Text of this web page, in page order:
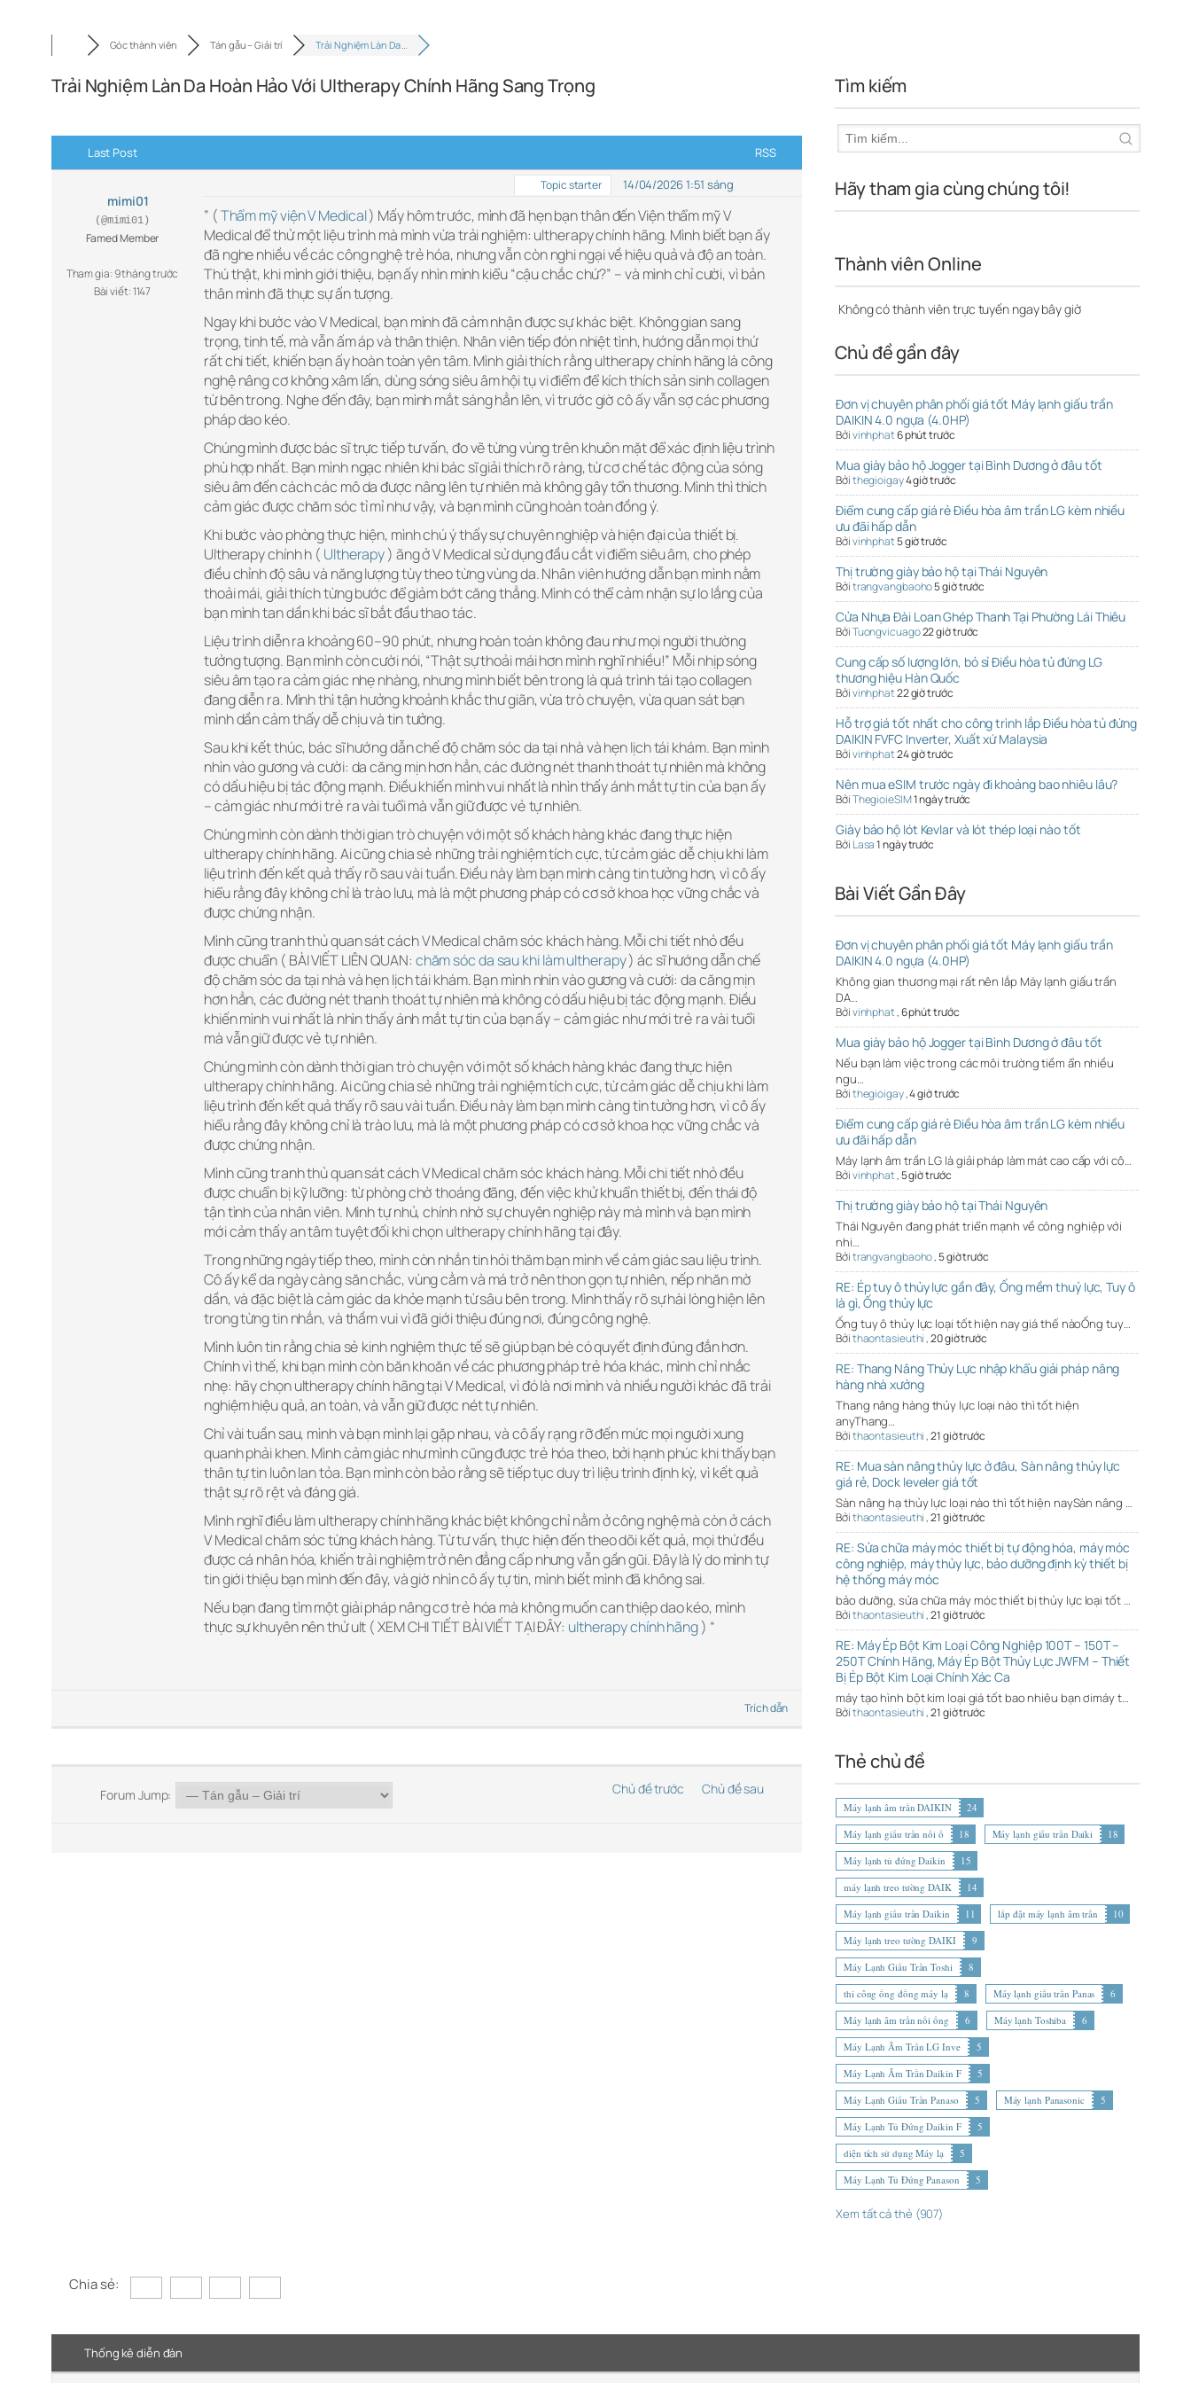
Góc thành viên Tán gẫu – Giải trí Trải Nghiệm Làn Da …
Trải Nghiệm Làn Da Hoàn Hảo Với Ultherapy Chính Hãng Sang Trọng
Last Post RSS
mimi01
(@mimi01)
Famed Member
Tham gia: 9 tháng trước
Bài viết: 1147
Topic starter 14/04/2026 1:51 sáng
” (Thẩm mỹ viện V Medical) Mấy hôm trước, mình đã hẹn bạn thân đến Viện thẩm mỹ V
Medical để thử một liệu trình mà mình vừa trải nghiệm: ultherapy chính hãng. Mình biết bạn ấy
đã nghe nhiều về các công nghệ trẻ hóa, nhưng vẫn còn nghi ngại về hiệu quả và độ an toàn.
Thú thật, khi mình giới thiệu, bạn ấy nhìn mình kiểu “cậu chắc chứ?” – và mình chỉ cười, vì bản
thân mình đã thực sự ấn tượng.
Ngay khi bước vào V Medical, bạn mình đã cảm nhận được sự khác biệt. Không gian sang
trọng, tinh tế, mà vẫn ấm áp và thân thiện. Nhân viên tiếp đón nhiệt tình, hướng dẫn mọi thứ
rất chi tiết, khiến bạn ấy hoàn toàn yên tâm. Mình giải thích rằng ultherapy chính hãng là công
nghệ nâng cơ không xâm lấn, dùng sóng siêu âm hội tụ vi điểm để kích thích sản sinh collagen
từ bên trong. Nghe đến đây, bạn mình mắt sáng hẳn lên, vì trước giờ cô ấy vẫn sợ các phương
pháp dao kéo.
Chúng mình được bác sĩ trực tiếp tư vấn, đo vẽ từng vùng trên khuôn mặt để xác định liệu trình
phù hợp nhất. Bạn mình ngạc nhiên khi bác sĩ giải thích rõ ràng, từ cơ chế tác động của sóng
siêu âm đến cách các mô da được nâng lên tự nhiên mà không gây tổn thương. Mình thì thích
cảm giác được chăm sóc tỉ mỉ như vậy, và bạn mình cũng hoàn toàn đồng ý.
Khi bước vào phòng thực hiện, mình chú ý thấy sự chuyên nghiệp và hiện đại của thiết bị.
Ultherapy chính h ( Ultherapy) ãng ở V Medical sử dụng đầu cắt vi điểm siêu âm, cho phép
điều chỉnh độ sâu và năng lượng tùy theo từng vùng da. Nhân viên hướng dẫn bạn mình nằm
thoải mái, giải thích từng bước để giảm bớt căng thẳng. Mình có thể cảm nhận sự lo lắng của
bạn mình tan dần khi bác sĩ bắt đầu thao tác.
Liệu trình diễn ra khoảng 60–90 phút, nhưng hoàn toàn không đau như mọi người thường
tưởng tượng. Bạn mình còn cười nói, “Thật sự thoải mái hơn mình nghĩ nhiều!” Mỗi nhịp sóng
siêu âm tạo ra cảm giác nhẹ nhàng, nhưng mình biết bên trong là quá trình tái tạo collagen
đang diễn ra. Mình thì tận hưởng khoảnh khắc thư giãn, vừa trò chuyện, vừa quan sát bạn
mình dần cảm thấy dễ chịu và tin tưởng.
Sau khi kết thúc, bác sĩ hướng dẫn chế độ chăm sóc da tại nhà và hẹn lịch tái khám. Bạn mình
nhìn vào gương và cười: da căng mịn hơn hẳn, các đường nét thanh thoát tự nhiên mà không
có dấu hiệu bị tác động mạnh. Điều khiến mình vui nhất là nhìn thấy ánh mắt tự tin của bạn ấy
– cảm giác như mới trẻ ra vài tuổi mà vẫn giữ được vẻ tự nhiên.
Chúng mình còn dành thời gian trò chuyện với một số khách hàng khác đang thực hiện
ultherapy chính hãng. Ai cũng chia sẻ những trải nghiệm tích cực, từ cảm giác dễ chịu khi làm
liệu trình đến kết quả thấy rõ sau vài tuần. Điều này làm bạn mình càng tin tưởng hơn, vì cô ấy
hiểu rằng đây không chỉ là trào lưu, mà là một phương pháp có cơ sở khoa học vững chắc và
được chứng nhận.
Mình cũng tranh thủ quan sát cách V Medical chăm sóc khách hàng. Mỗi chi tiết nhỏ đều
được chuẩn ( BÀI VIẾT LIÊN QUAN: chăm sóc da sau khi làm ultherapy) ác sĩ hướng dẫn chế
độ chăm sóc da tại nhà và hẹn lịch tái khám. Bạn mình nhìn vào gương và cười: da căng mịn
hơn hẳn, các đường nét thanh thoát tự nhiên mà không có dấu hiệu bị tác động mạnh. Điều
khiến mình vui nhất là nhìn thấy ánh mắt tự tin của bạn ấy – cảm giác như mới trẻ ra vài tuổi
mà vẫn giữ được vẻ tự nhiên.
Chúng mình còn dành thời gian trò chuyện với một số khách hàng khác đang thực hiện
ultherapy chính hãng. Ai cũng chia sẻ những trải nghiệm tích cực, từ cảm giác dễ chịu khi làm
liệu trình đến kết quả thấy rõ sau vài tuần. Điều này làm bạn mình càng tin tưởng hơn, vì cô ấy
hiểu rằng đây không chỉ là trào lưu, mà là một phương pháp có cơ sở khoa học vững chắc và
được chứng nhận.
Mình cũng tranh thủ quan sát cách V Medical chăm sóc khách hàng. Mỗi chi tiết nhỏ đều
được chuẩn bị kỹ lưỡng: từ phòng chờ thoáng đãng, đến việc khử khuẩn thiết bị, đến thái độ
tận tình của nhân viên. Mình tự nhủ, chính nhờ sự chuyên nghiệp này mà mình và bạn mình
mới cảm thấy an tâm tuyệt đối khi chọn ultherapy chính hãng tại đây.
Trong những ngày tiếp theo, mình còn nhắn tin hỏi thăm bạn mình về cảm giác sau liệu trình.
Cô ấy kể da ngày càng săn chắc, vùng cằm và má trở nên thon gọn tự nhiên, nếp nhăn mờ
dần, và đặc biệt là cảm giác da khỏe mạnh từ sâu bên trong. Mình thấy rõ sự hài lòng hiện lên
trong từng tin nhắn, và thầm vui vì đã giới thiệu đúng nơi, đúng công nghệ.
Mình luôn tin rằng chia sẻ kinh nghiệm thực tế sẽ giúp bạn bè có quyết định đúng đắn hơn.
Chính vì thế, khi bạn mình còn băn khoăn về các phương pháp trẻ hóa khác, mình chỉ nhắc
nhẹ: hãy chọn ultherapy chính hãng tại V Medical, vì đó là nơi mình và nhiều người khác đã trải
nghiệm hiệu quả, an toàn, và vẫn giữ được nét tự nhiên.
Chỉ vài tuần sau, mình và bạn mình lại gặp nhau, và cô ấy rạng rỡ đến mức mọi người xung
quanh phải khen. Mình cảm giác như mình cũng được trẻ hóa theo, bởi hạnh phúc khi thấy bạn
thân tự tin luôn lan tỏa. Bạn mình còn bảo rằng sẽ tiếp tục duy trì liệu trình định kỳ, vì kết quả
thật sự rõ rệt và đáng giá.
Mình nghĩ điều làm ultherapy chính hãng khác biệt không chỉ nằm ở công nghệ mà còn ở cách
V Medical chăm sóc từng khách hàng. Từ tư vấn, thực hiện đến theo dõi kết quả, mọi thứ đều
được cá nhân hóa, khiến trải nghiệm trở nên đẳng cấp nhưng vẫn gần gũi. Đây là lý do mình tự
tin giới thiệu bạn mình đến đây, và giờ nhìn cô ấy tự tin, mình biết mình đã không sai.
Nếu bạn đang tìm một giải pháp nâng cơ trẻ hóa mà không muốn can thiệp dao kéo, mình
thực sự khuyên nên thử ult ( XEM CHI TIẾT BÀI VIẾT TẠI ĐÂY: ultherapy chính hãng) “
Trích dẫn
Forum Jump: Chủ đề trước Chủ đề sau
Tìm kiếm
Hãy tham gia cùng chúng tôi!
Thành viên Online
Không có thành viên trực tuyến ngay bây giờ
Chủ đề gần đây
Đơn vị chuyên phân phối giá tốt Máy lạnh giấu trần
DAIKIN 4.0 ngựa (4.0HP)
Bởivinhphat6 phút trước
Mua giày bảo hộ Jogger tại Bình Dương ở đâu tốt
Bởithegioigay4 giờ trước
Điểm cung cấp giá rẻ Điều hòa âm trần LG kèm nhiều
ưu đãi hấp dẫn
Bởivinhphat5 giờ trước
Thị trường giày bảo hộ tại Thái Nguyên
Bởitrangvangbaoho5 giờ trước
Cửa Nhựa Đài Loan Ghép Thanh Tại Phường Lái Thiêu
BởiTuongvicuago22 giờ trước
Cung cấp số lượng lớn, bỏ sỉ Điều hòa tủ đứng LG
thương hiệu Hàn Quốc
Bởivinhphat22 giờ trước
Hỗ trợ giá tốt nhất cho công trình lắp Điều hòa tủ đứng
DAIKIN FVFC Inverter, Xuất xứ Malaysia
Bởivinhphat24 giờ trước
Nên mua eSIM trước ngày đi khoảng bao nhiêu lâu?
BởiThegioieSIM1 ngày trước
Giày bảo hộ lót Kevlar và lót thép loại nào tốt
Bởi Lasa1 ngày trước
Bài Viết Gần Đây
Đơn vị chuyên phân phối giá tốt Máy lạnh giấu trần
DAIKIN 4.0 ngựa (4.0HP)
Không gian thương mại rất nên lắp Máy lạnh giấu trần
DA…
Bởivinhphat,6 phút trước
Mua giày bảo hộ Jogger tại Bình Dương ở đâu tốt
Nếu bạn làm việc trong các môi trường tiềm ẩn nhiều
ngu…
Bởithegioigay,4 giờ trước
Điểm cung cấp giá rẻ Điều hòa âm trần LG kèm nhiều
ưu đãi hấp dẫn
Máy lạnh âm trần LG là giải pháp làm mát cao cấp với cô…
Bởivinhphat,5 giờ trước
Thị trường giày bảo hộ tại Thái Nguyên
Thái Nguyên đang phát triển mạnh về công nghiệp với
nhi…
Bởitrangvangbaoho,5 giờ trước
RE: Ép tuy ô thủy lực gần đây, Ống mềm thuỷ lực, Tuy ô
là gì, Ống thủy lực
Ống tuy ô thủy lực loại tốt hiện nay giá thế nàoỐng tuy…
Bởithaontasieuthi,20 giờ trước
RE: Thang Nâng Thủy Lực nhập khẩu giải pháp nâng
hàng nhà xưởng
Thang nâng hàng thủy lực loại nào thì tốt hiện
anyThang…
Bởithaontasieuthi,21 giờ trước
RE: Mua sàn nâng thủy lực ở đâu, Sàn nâng thủy lực
giá rẻ, Dock leveler giá tốt
Sàn nâng hạ thủy lực loại nào thì tốt hiện naySàn nâng …
Bởithaontasieuthi,21 giờ trước
RE: Sửa chữa máy móc thiết bị tự động hóa, máy móc
công nghiệp, máy thủy lực, bảo dưỡng định kỳ thiết bị
hệ thống máy móc
bảo dưỡng, sửa chữa máy móc thiết bị thủy lực loại tốt …
Bởithaontasieuthi,21 giờ trước
RE: Máy Ép Bột Kim Loại Công Nghiệp 100T – 150T –
250T Chính Hãng, Máy Ép Bột Thủy Lực JWFM – Thiết
Bị Ép Bột Kim Loại Chính Xác Ca
máy tạo hình bột kim loại giá tốt bao nhiêu bạn ơimáy t…
Bởithaontasieuthi,21 giờ trước
Thẻ chủ đề
Máy lạnh âm trần DAIKIN
24
Máy lạnh giấu trần nối ố
18 Máy lạnh giấu trần Daiki
18
Máy lạnh tủ đứng Daikin
15
máy lạnh treo tường DAIK
14
Máy lạnh giấu trần Daikin
11 lắp đặt máy lạnh âm trần
10
Máy lạnh treo tường DAIKI
9
Máy Lạnh Giấu Trần Toshi
8
thi công ống đồng máy lạ
8 Máy lạnh giấu trần Panas
6
Máy lạnh âm trần nối ống
6 Máy lạnh Toshiba
6
Máy Lạnh Âm Trần LG Inve
5
Máy Lạnh Âm Trần Daikin F
5
Máy Lạnh Giấu Trần Panaso
5 Máy lạnh Panasonic
5
Máy Lạnh Tủ Đứng Daikin F
5
diện tích sử dụng Máy lạ
5
Máy Lạnh Tủ Đứng Panason
5
Xem tất cả thẻ (907)
Chia sẻ:
Thống kê diễn đàn